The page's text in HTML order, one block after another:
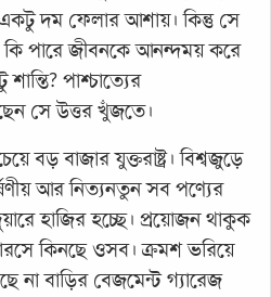
একটু দম ফেলার আশায়। কিন্তু সে
পারে জীবনকে আনন্দময় করে
পাশ্চাত্যের
সে উত্তর খুঁজতে।
বড় বাজার যুক্তরাষ্ট্র। বিশ্বজুড়ে
আর নিত্যনতুন সব পণ্যের
হাজির হচ্ছে। প্রয়োজন থাকুক
কিনছে ওসব। ক্রমশ ভরিয়ে
না বাড়ির বেজমেন্ট গ্যারেজ